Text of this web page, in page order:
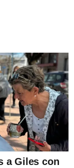
a Giles con